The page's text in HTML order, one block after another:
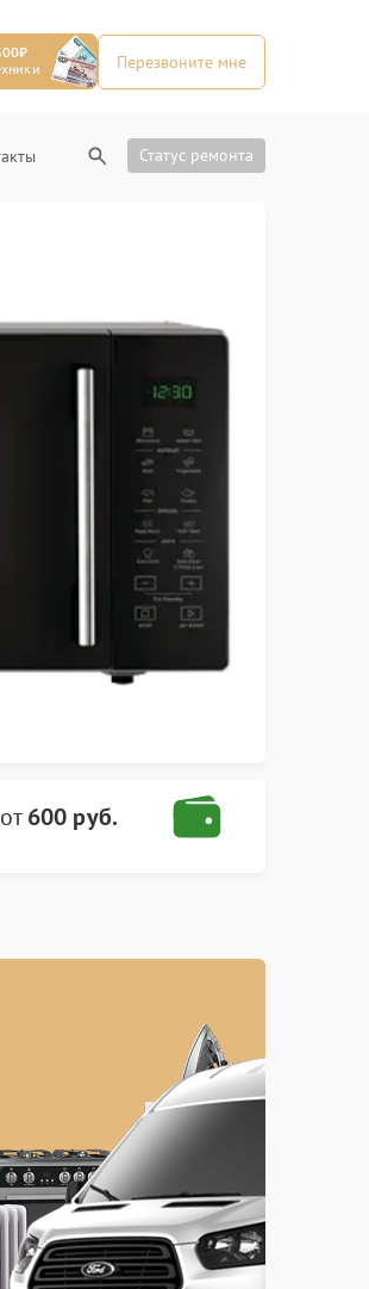
Перезвоните мне
Статус ремонта
600 руб.